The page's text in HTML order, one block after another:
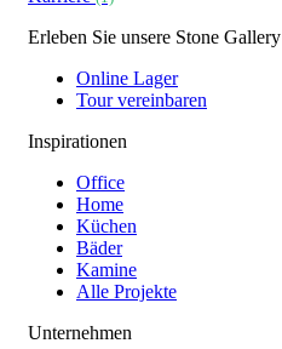
Erleben Sie unsere Stone Gallery
Online Lager
Tour vereinbaren
Inspirationen
Office
Home
Küchen
Bäder
Kamine
Alle Projekte
Unternehmen